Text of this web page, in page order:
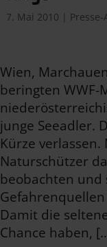
7. Mai 2010 |
Wien,
beringten
junge Seeadler.
Kürze
Naturschützer
beobachten und
Damit die
Chance haben,